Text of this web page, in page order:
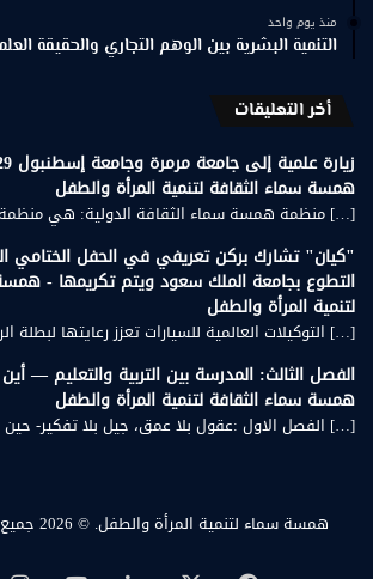
منذ يوم واحد
التنمية البشرية بين الوهم التجاري والحقيقة
أخر التعليقات
همسة سماء الثقافة لتنمية المرأة والطفل
[…] منظمة همسة سماء الثقافة الدولية: هي
"كيان" تشارك بركن تعريفي في الحفل الختامي
التطوع بجامعة الملك سعود ويتم تكريمها -
لتنمية المرأة والطفل
[…] التوكيلات العالمية للسيارات تعزز رعايتها لبطلة
الفصل الثالث: المدرسة بين التربية والتعليم —
همسة سماء الثقافة لتنمية المرأة والطفل
[…] الفصل الاول :عقول بلا عمق، جيل بلا تفكير-
همسة سماء لتنمية المرأة والطفل. © 2026 جميع الحقوق محفوظة.